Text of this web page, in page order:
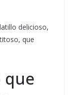
delicioso,
que
que